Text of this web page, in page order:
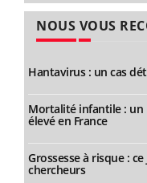
NOUS VOUS
Hantavirus : un cas
Mortalité infantile : un
élevé en France
Grossesse à risque :
chercheurs